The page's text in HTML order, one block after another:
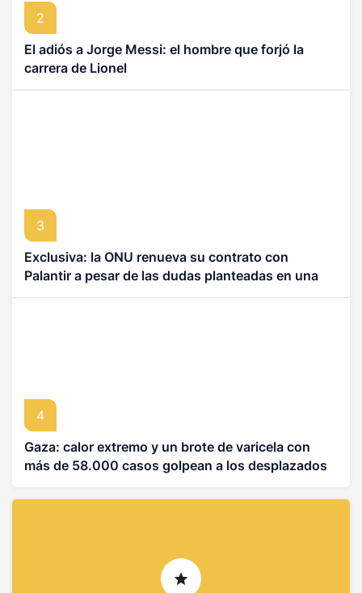
2
El adiós a Jorge Messi: el hombre que forjó la
carrera de Lionel
3
Exclusiva: la ONU renueva su contrato con
Palantir a pesar de las dudas planteadas en una
auditoría
4
Gaza: calor extremo y un brote de varicela con
más de 58.000 casos golpean a los desplazados